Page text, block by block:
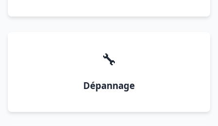
🔧
Dépannage